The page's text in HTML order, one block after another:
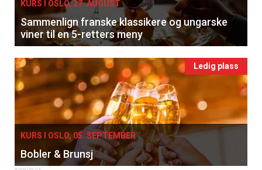
KURS I OSLO, 27. AUGUST
Sammenlign franske klassikere og ungarske
viner til en 5-retters meny
Ledig plass
KURS I OSLO, 05. SEPTEMBER
Bobler & Brunsj